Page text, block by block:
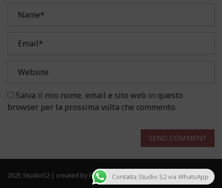
Salva il mio nome, email e sito web in questo
browser per la prossima volta che commento.
SEND COMMENT
2025 StudioS2 | created by Frau Solutions. All rights reserved.
Contatta Studio S2 via WhatsApp